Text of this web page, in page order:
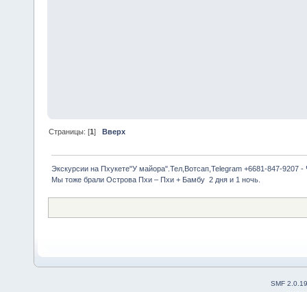
Страницы: [1]Вверх
Экскурсии на Пхукете"У майора".Тел,Вотсап,Telegram +6681-847-9207 -
Мы тоже брали Острова Пхи – Пхи + Бамбу  2 дня и 1 ночь.
SMF 2.0.19